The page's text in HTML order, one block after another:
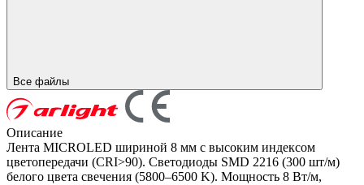
Все файлы
Описание
Лента MICROLED шириной 8 мм с высоким индексом
цветопередачи (CRI>90). Светодиоды SMD 2216 (300 шт/м)
белого цвета свечения (5800–6500 K). Мощность 8 Вт/м,